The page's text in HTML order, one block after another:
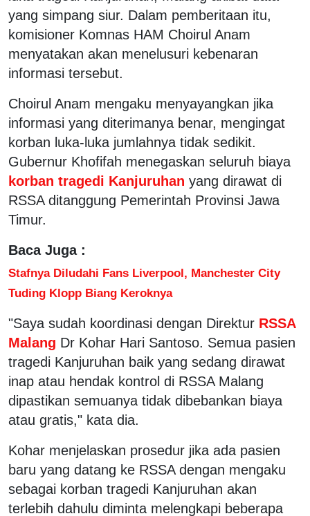
yang simpang siur. Dalam pemberitaan itu,
komisioner Komnas HAM Choirul Anam
menyatakan akan menelusuri kebenaran
informasi tersebut.
Choirul Anam mengaku menyayangkan jika
informasi yang diterimanya benar, mengingat
korban luka-luka jumlahnya tidak sedikit.
Gubernur Khofifah menegaskan seluruh biaya
korban tragedi Kanjuruhan yang dirawat di
RSSA ditanggung Pemerintah Provinsi Jawa
Timur.
Baca Juga :
Stafnya Diludahi Fans Liverpool, Manchester City
Tuding Klopp Biang Keroknya
"Saya sudah koordinasi dengan Direktur RSSA
Malang Dr Kohar Hari Santoso. Semua pasien
tragedi Kanjuruhan baik yang sedang dirawat
inap atau hendak kontrol di RSSA Malang
dipastikan semuanya tidak dibebankan biaya
atau gratis," kata dia.
Kohar menjelaskan prosedur jika ada pasien
baru yang datang ke RSSA dengan mengaku
sebagai korban tragedi Kanjuruhan akan
terlebih dahulu diminta melengkapi beberapa